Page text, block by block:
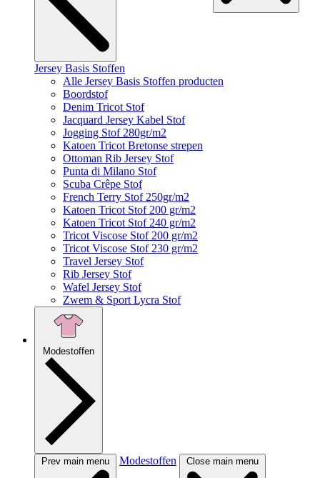
Jersey Basis Stoffen
Alle Jersey Basis Stoffen producten
Boordstof
Denim Tricot Stof
Jacquard Jersey Kabel Stof
Jogging Stof 280gr/m2
Katoen Tricot Bretonse strepen
Ottoman Rib Jersey Stof
Punta di Milano Stof
Scuba Crêpe Stof
French Terry Stof 250gr/m2
Katoen Tricot Stof 200 gr/m2
Katoen Tricot Stof 240 gr/m2
Tricot Viscose Stof 200 gr/m2
Tricot Viscose Stof 230 gr/m2
Travel Jersey Stof
Rib Jersey Stof
Wafel Jersey Stof
Zwem & Sport Lycra Stof
Modestoffen
Prev main menu Modestoffen Close main menu